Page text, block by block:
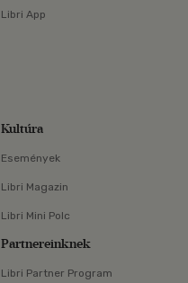
Libri App
Kultúra
Események
Libri Magazin
Libri Mini Polc
Partnereinknek
Libri Partner Program